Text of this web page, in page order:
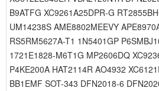
B9ATFG XC9261A25DPR-G
UM14238S AME8802MEEVY
RS5RM5627A-T1 1N5401GP
1721E1828-M6T1G MP2606DQ
P4KE200A HAT2114R AO4932
BB1EMF SOT-343 DFN2018-6